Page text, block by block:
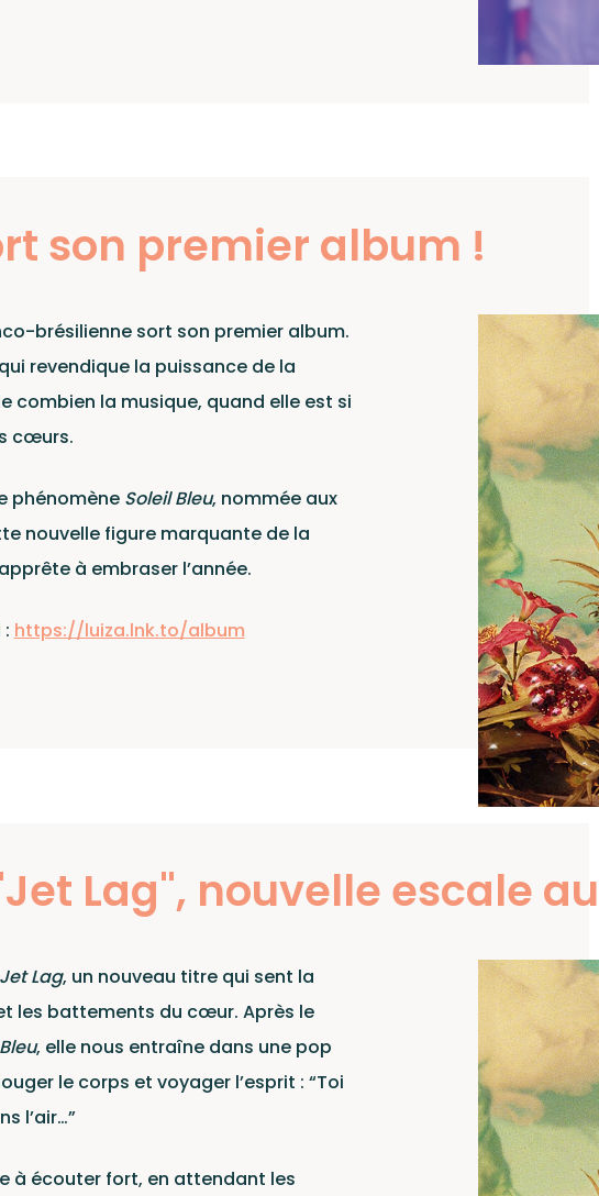
son premier album !
brésilienne sort son premier album.
revendique la puissance de la
combien la musique, quand elle est si
cœurs.
phénomène Soleil Bleu, nommée aux
nouvelle figure marquante de la
à embraser l’année.
https://luiza.lnk.to/album
Lag", nouvelle escale
Jet Lag, un nouveau titre qui sent la
les battements du cœur. Après le
, elle nous entraîne dans une pop
le corps et voyager l’esprit : “Toi
l’air…”
à écouter fort, en attendant les